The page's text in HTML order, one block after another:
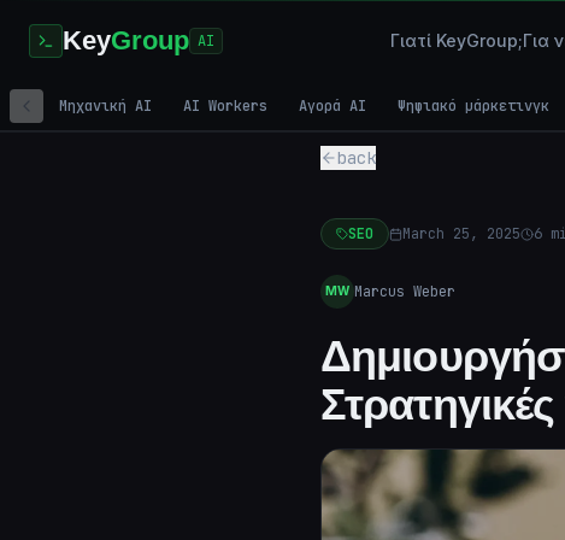
KeyGroup AI Γιατί KeyGroup;Για
Μηχανική AI AI Workers Αγορά AI Ψηφιακό μάρκετινγκ
back
SEO March 25, 2025 6
MW Marcus Weber